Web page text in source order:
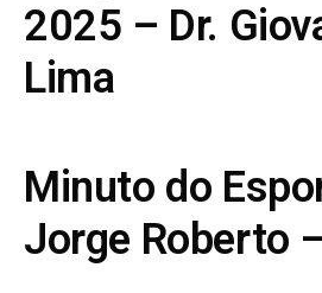
2025 – Dr.
Lima
Minuto do
Jorge Roberto